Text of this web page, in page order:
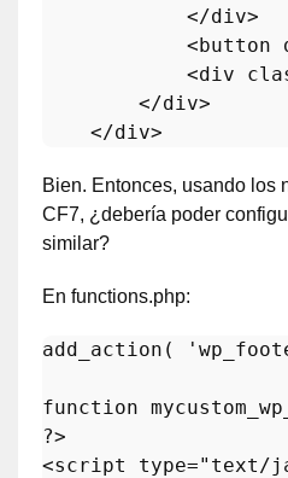
            </
div>
            <
button
            <
div
        </
div>
    </
div>
Bien. Entonces, usando los
CF7, ¿debería poder
similar?
En functions.php:
add_action (
function
?>
<script type="text/